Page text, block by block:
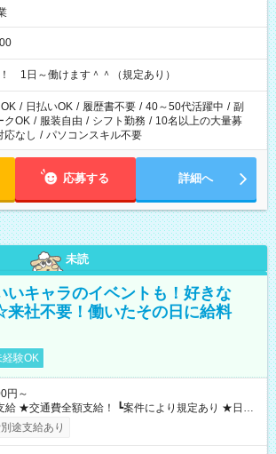
1日～働けます＾＾（規定あり）
/ 日払いOK / 履歴書不要 / 40～50代活躍中 / 副
クOK / 服装自由 / シフト勤務 / 10名以上の大量募
応なし / パソコンスキル不要
応募する 詳細へ
未読
いキャラのイベントも！好きな
社不要！働いたその日に給料
経験OK
円～
定あり ★日払
規定あり） ┗働いたその日に現金GET♪ お仕事後はコ
ら 日払い分を引き落とせます！ 【試用期間】試
途支給あり